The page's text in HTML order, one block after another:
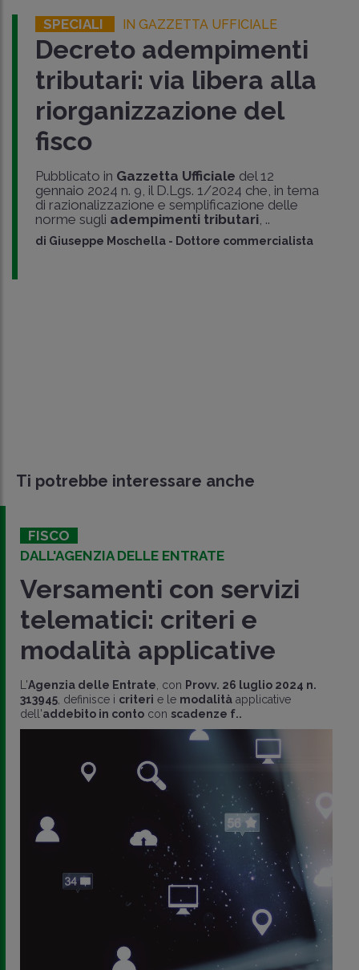
SPECIALI IN GAZZETTA UFFICIALE
Decreto adempimenti
tributari: via libera alla
riorganizzazione del
fisco
Pubblicato in Gazzetta Ufficiale del 12
gennaio 2024 n. 9, il D.Lgs. 1/2024 che, in tema
di razionalizzazione e semplificazione delle
norme sugli adempimenti tributari, ..
di Giuseppe Moschella - Dottore commercialista
Ti potrebbe interessare anche
FISCO
DALL'AGENZIA DELLE ENTRATE
Versamenti con servizi
telematici: criteri e
modalità applicative
L'Agenzia delle Entrate , con Provv. 26 luglio 2024 n.
313945 , definisce i criteri e le modalità applicative
dell'addebito in conto con scadenze f..